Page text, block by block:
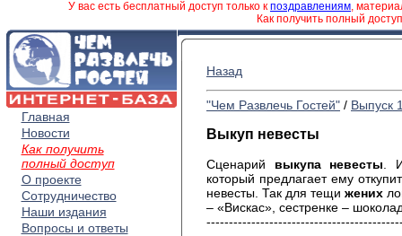
У вас есть бесплатный доступ только к поздравлениям,
Как получить полный
Главная
Новости
Как получить
полный доступ
О проекте
Сотрудничество
Наши издания
Вопросы и ответы
Назад
"Чем Развлечь Гостей" / Выпуск
Выкуп невесты
Сценарий выкупа невесты .
который предлагает ему
невесты. Так для тещи жених
– «Вискас», сестренке –